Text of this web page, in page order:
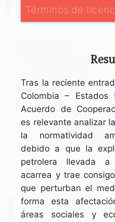
Términos de
Tras la reciente
Colombia –
Acuerdo de
es relevante analizar
la normatividad
debido a que la
petrolera llevada
acarrea y trae
que perturban el
forma esta
áreas sociales y